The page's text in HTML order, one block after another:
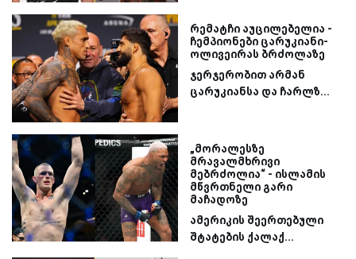
რემატჩი აუცილებელია -
ჩემპიონები ცარუკიანი-
ოლივეირას ბრძოლაზე
ჯერჯერობით არმან
ცარუკიანსა და ჩარლზ...
„მორალესზე
მრავალმხრივი
მებრძოლია“ - ისლამის
მწვრთნელი გარი
მაჩადოზე
ამერიკის შეერთებული
შტატების ქალაქ...